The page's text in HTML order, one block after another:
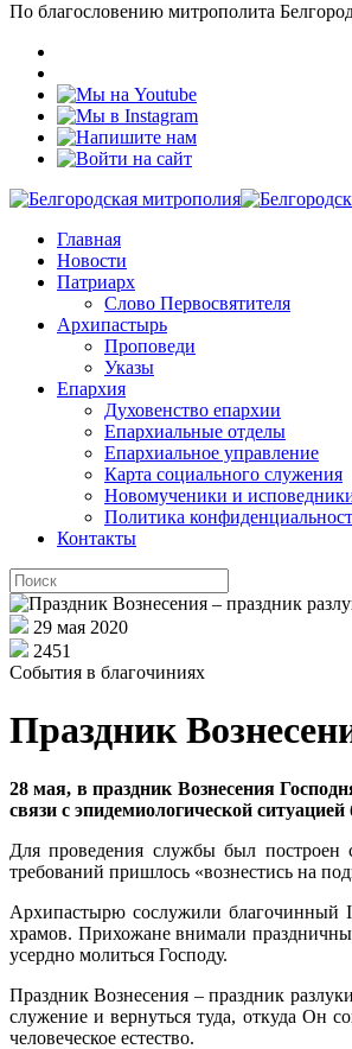
По благословению митрополита
Главная
Новости
Патриарх
Слово Первосвятителя
Архипастырь
Проповеди
Указы
Епархия
Духовенство епархии
Епархиальные отделы
Епархиальное управление
Карта социального служения
Новомученики и
Политика
Контакты
29 мая 2020
2451
События в благочиниях
Праздник
28 мая, в праздник Вознесения
связи с эпидемиологической
Для проведения службы был построен
требований пришлось «вознестись на
Архипастырю сослужили благочинный I
храмов. Прихожане внимали
усердно молиться Господу.
Праздник Вознесения – праздник
служение и вернуться туда, откуда Он
человеческое естество.